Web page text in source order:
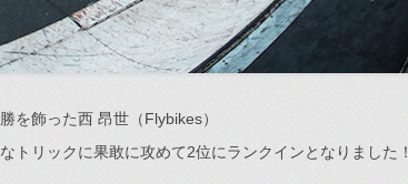
を飾った西 昂世（Flybikes）
トリックに果敢に攻めて2位にランクインとなりました！